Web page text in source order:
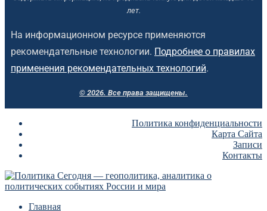
лет.
На информационном ресурсе применяются
рекомендательные технологии. Подробнее о правилах
применения рекомендательных технологий.
© 2026. Все права защищены.
Политика конфиденциальности
Карта Сайта
Записи
Контакты
Главная